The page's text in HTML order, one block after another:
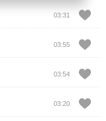
03:31
03:55
03:54
03:20